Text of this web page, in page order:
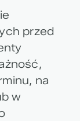
przed
na
w